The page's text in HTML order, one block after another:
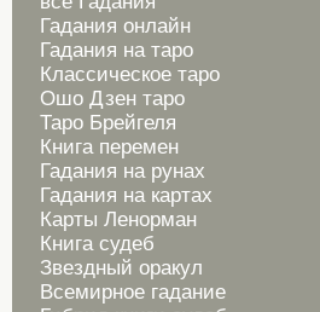
Гадания онлайн
Гадания на таро
Классическое таро
Ошо Дзен таро
Таро Брейгеля
Книга перемен
Гадания на рунах
Гадания на картах
Карты Ленорман
Книга судеб
Звездный оракул
Всемирное гадание